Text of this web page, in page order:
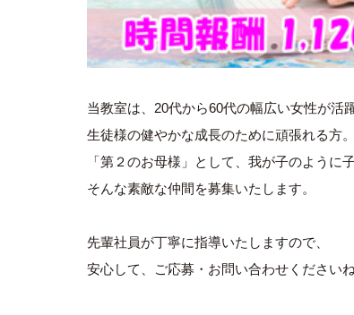
当教室は、20代から60代の幅広い女性が活
生徒様の健やかな成長のために頑張れる方。
「第２のお母様」として、我が子のように
そんな素敵な仲間を募集いたします。
先輩社員が丁寧に指導いたしますので、
安心して、ご応募・お問い合わせくださいね